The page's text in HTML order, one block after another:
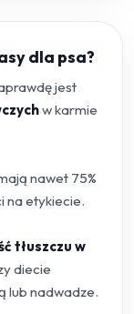
dla psa?
jest
w karmie
nawet 75%
na etykiecie.
tłuszczu w
diecie
lub nadwadze.